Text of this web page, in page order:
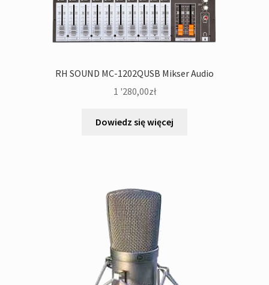
RH SOUND MC-1202QUSB Mikser Audio
1 '280,00zł
Dowiedz się więcej